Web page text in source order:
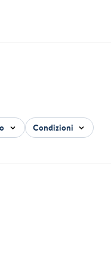
Condizioni